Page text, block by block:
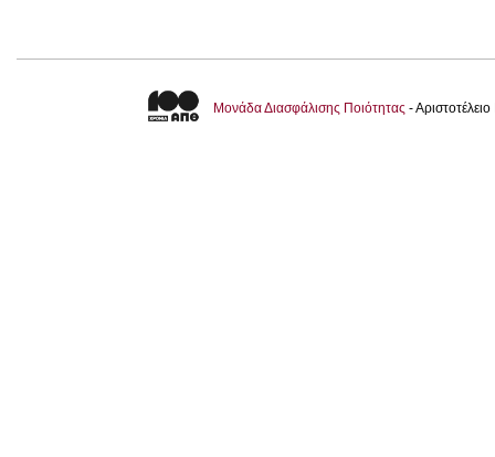
Μονάδα Διασφάλισης Ποιότητας -